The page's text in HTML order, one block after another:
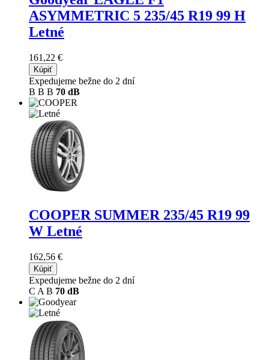
ASYMMETRIC 5 235/45 R19 99 H
Letné
161,22 €
Kúpiť
Expedujeme bežne do 2 dní
B B B 70 dB
COOPER SUMMER 235/45 R19 99
W Letné
162,56 €
Kúpiť
Expedujeme bežne do 2 dní
C A B 70 dB